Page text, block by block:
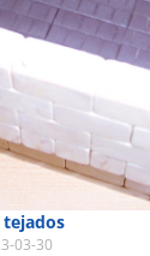
03-30